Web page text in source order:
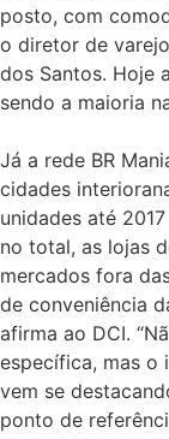
posto, com
o diretor de
dos Santos. Hoje
sendo a maioria
Já a rede BR
cidades
unidades até
no total, as lojas
mercados fora
de conveniência
afirma ao DCI.
específica, mas o
vem se
ponto de